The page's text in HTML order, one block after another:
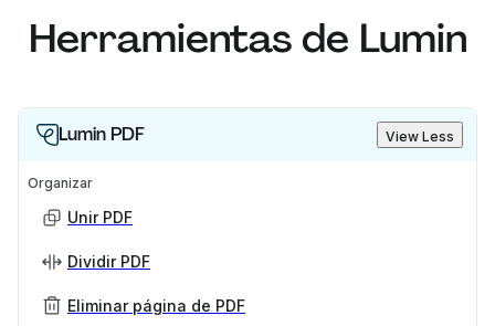
Herramientas de Lumin
Lumin PDF View Less
Organizar
Unir PDF
Dividir PDF
Eliminar página de PDF